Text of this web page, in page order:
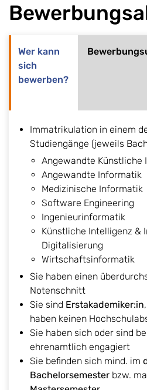
Wer kann
sich
bewerben?
Immatrikulation in einem
Studiengänge (jeweils
Angewandte Künstliche
Angewandte Informatik
Medizinische Informatik
Software Engineering
Ingenieurinformatik
Künstliche Intelligenz &
Digitalisierung
Wirtschaftsinformatik
Sie haben einen
Notenschnitt
Sie sind Erstakademiker:in
haben keinen
Sie haben sich oder sind
ehrenamtlich engagiert
Sie befinden sich mind. im
Bachelorsemester bzw.